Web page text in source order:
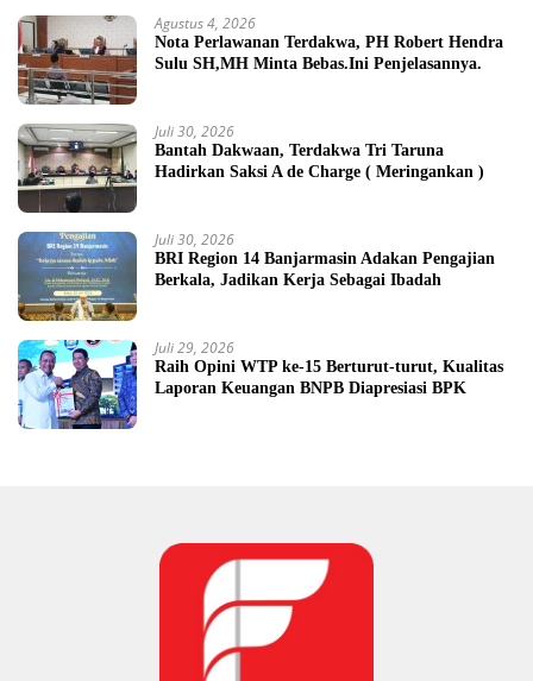
Agustus 4, 2026
Nota Perlawanan Terdakwa, PH Robert Hendra
Sulu SH,MH Minta Bebas.Ini Penjelasannya.
Juli 30, 2026
Bantah Dakwaan, Terdakwa Tri Taruna
Hadirkan Saksi A de Charge ( Meringankan )
Juli 30, 2026
BRI Region 14 Banjarmasin Adakan Pengajian
Berkala, Jadikan Kerja Sebagai Ibadah
Juli 29, 2026
Raih Opini WTP ke-15 Berturut-turut, Kualitas
Laporan Keuangan BNPB Diapresiasi BPK